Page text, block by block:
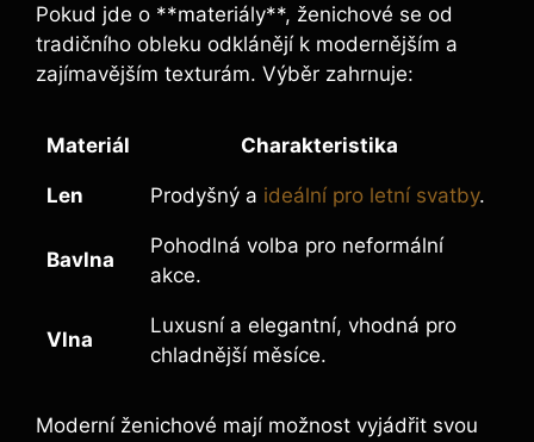
Pokud jde o **materiály**, ženichové se od
tradičního obleku odklánějí k modernějším a
zajímavějším texturám. Výběr zahrnuje:
Materiál Charakteristika
Len Prodyšný a ideální pro letní svatby.
Bavlna
Pohodlná volba pro neformální
akce.
Vlna
Luxusní a elegantní, vhodná pro
chladnější měsíce.
Moderní ženichové mají možnost vyjádřit svou